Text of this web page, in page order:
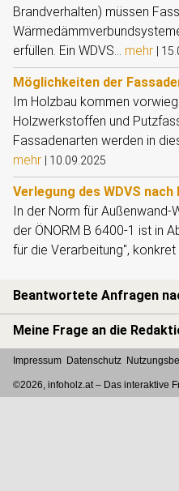
Brandverhalten) müssen
erfüllen. Ein WDVS... mehr
Möglichkeiten der
Im Holzbau kommen
Holzwerkstoffen und
Fassadenarten werden in
mehr
10.09.2025
Verlegung des WDVS
In der Norm für Außenwand-
der ÖNORM B 6400-1 ist in
für die Verarbeitung", konkret
Beantwortete Anfragen
Meine Frage an die
Impressum Datenschutz
©2026, infoholz.at – Das interaktive